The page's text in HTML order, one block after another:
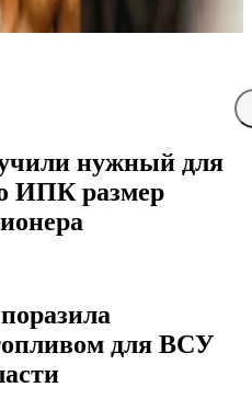
нужный для
ИПК размер
для ВСУ